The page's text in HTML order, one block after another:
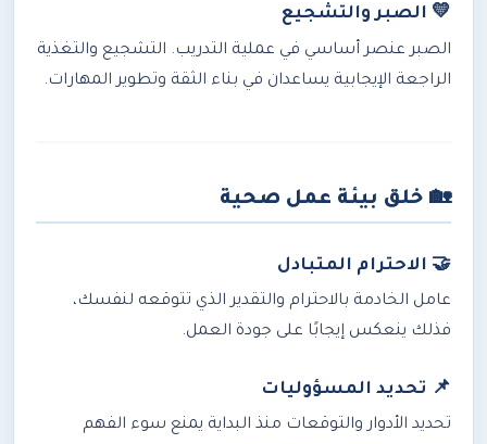
💛 الصبر والتشجيع
الصبر عنصر أساسي في عملية التدريب. التشجيع والتغذية
الراجعة الإيجابية يساعدان في بناء الثقة وتطوير المهارات.
🏡 خلق بيئة عمل صحية
🤝 الاحترام المتبادل
عامل الخادمة بالاحترام والتقدير الذي تتوقعه لنفسك،
فذلك ينعكس إيجابًا على جودة العمل.
📌 تحديد المسؤوليات
تحديد الأدوار والتوقعات منذ البداية يمنع سوء الفهم